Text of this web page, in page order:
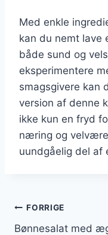
Med enkle
kan du nemt lave
både sund og
eksperimentere
smagsgivere kan
version af denne
ikke kun en fryd
næring og
uundgåelig del af
FORRIGE
Bønnesalat med